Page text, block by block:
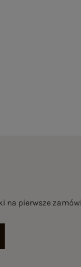
na pierwsze